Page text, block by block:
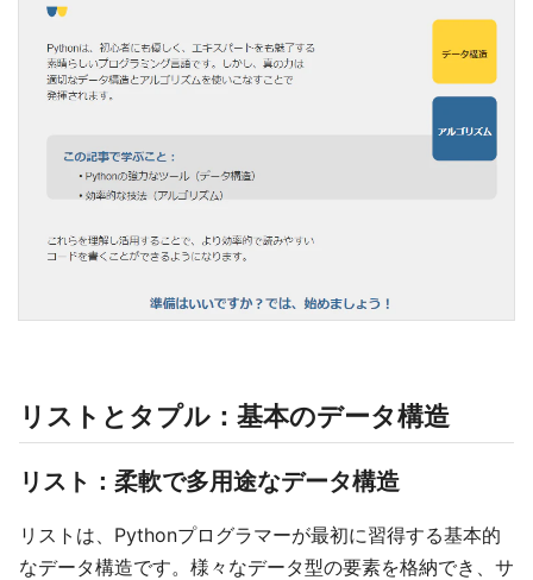
リストとタプル：基本のデータ構造
リスト：柔軟で多用途なデータ構造
リストは、Pythonプログラマーが最初に習得する基本的
なデータ構造です。様々なデータ型の要素を格納でき、サ